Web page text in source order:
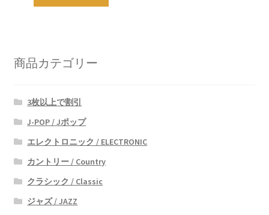
商品カテゴリー
3枚以上で割引
J-POP / Jポップ
エレクトロニック / ELECTRONIC
カントリー / Country
クラシック / Classic
ジャズ / JAZZ